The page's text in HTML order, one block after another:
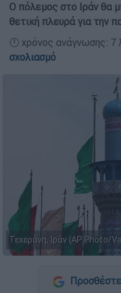
Ο πόλεμος στο Ιράν θα
θετική πλευρά για την
🕛 χρόνος
σχολιασμό
Τεχεράνη, Ιράν (AP Photo/